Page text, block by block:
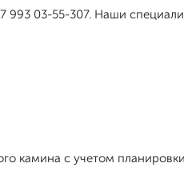
03-55-307. Наши
камина с учетом